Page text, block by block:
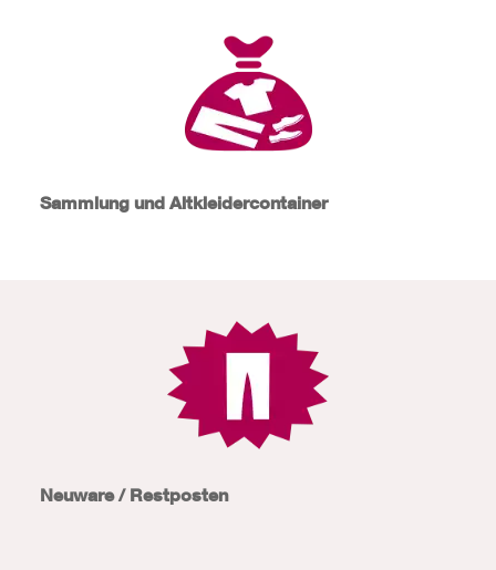
Sammlung und Altkleidercontainer
Neuware / Restposten